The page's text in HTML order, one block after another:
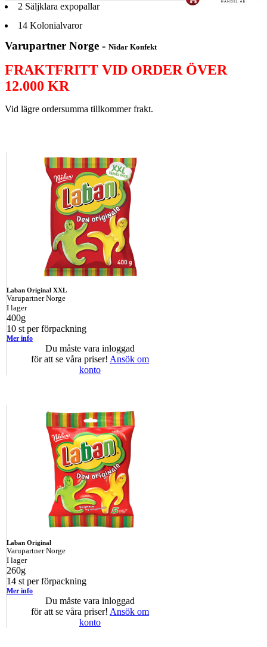
2 Säljklara expopallar
14 Kolonialvaror
Varupartner Norge - Nidar Konfekt
FRAKTFRITT VID ORDER ÖVER
12.000 KR
Vid lägre ordersumma tillkommer frakt.
Laban Original XXL
Varupartner Norge
I lager
400g
10 st per förpackning
Mer info
Du måste vara inloggad
för att se våra priser! Ansök om
konto
Laban Original
Varupartner Norge
I lager
260g
14 st per förpackning
Mer info
Du måste vara inloggad
för att se våra priser! Ansök om
konto